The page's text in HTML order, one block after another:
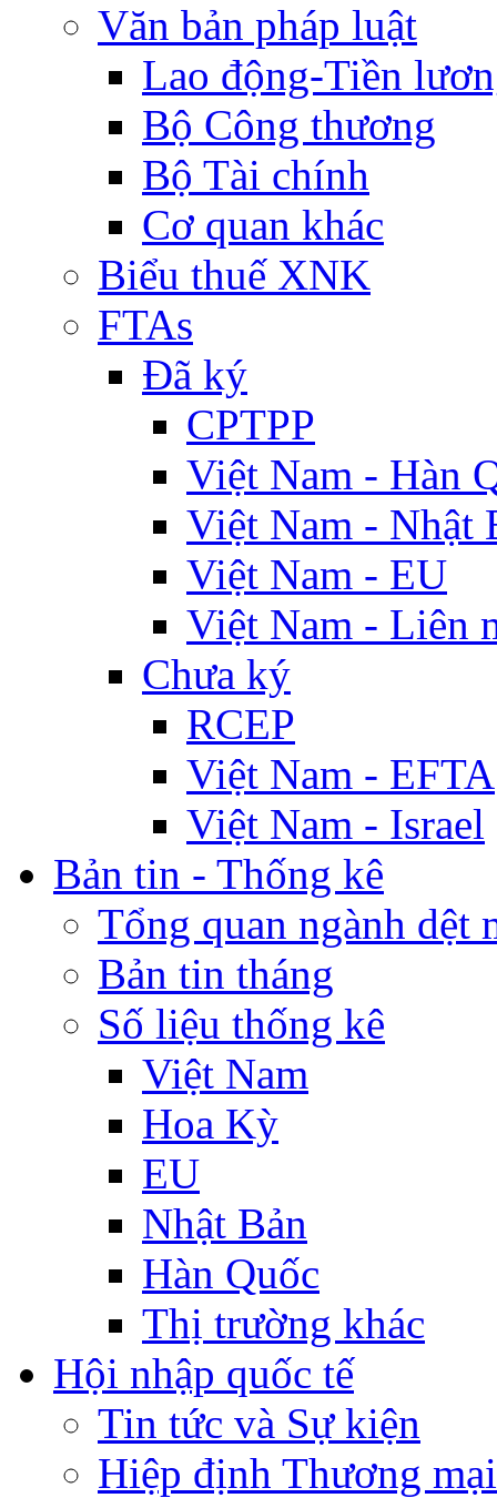
Văn bản pháp luật
Lao động-Tiền
Bộ Công thương
Bộ Tài chính
Cơ quan khác
Biểu thuế XNK
FTAs
Đã ký
CPTPP
Việt Nam - Hàn
Việt Nam - Nhật
Việt Nam - EU
Việt Nam - Liên
Chưa ký
RCEP
Việt Nam - EFTA
Việt Nam - Israel
Bản tin - Thống kê
Tổng quan ngành dệt
Bản tin tháng
Số liệu thống kê
Việt Nam
Hoa Kỳ
EU
Nhật Bản
Hàn Quốc
Thị trường khác
Hội nhập quốc tế
Tin tức và Sự kiện
Hiệp định Thương